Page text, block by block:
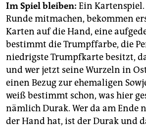
verlag
verlag
veranstaltungen
shop
fragen & hilfe
unterstützen
Im Spiel bleiben: Ein
Runde mitmachen, bekommen
Karten auf die Hand, eine
bestimmt die Trumpffarbe, die
niedrigste Trumpfkarte besitzt,
und wer jetzt seine Wurzeln in
einen Bezug zur ehemaligen
weiß bestimmt schon, was hier
nämlich Durak. Wer da am Ende
der Hand hat, ist der Durak und